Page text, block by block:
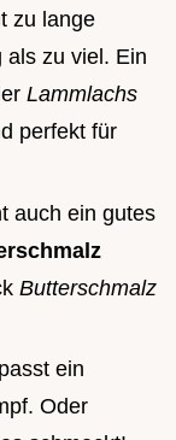
zu lange
als zu viel. Ein
Lammlachs
perfekt für
auch ein gutes
Butterschmalz
ein
Oder